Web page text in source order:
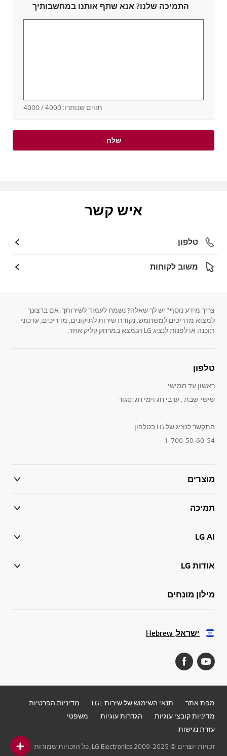
התמיכה שלנו? אנא שתף אותנו במחשבותיך
תווים שנותרו:4000
/ 4000
שלח
איש קשר
טלפון
משוב לקוחות
צריך מידע נוסף? יש לך שאלה? נשמח לעמוד לשירותך. אם ברצונך
למצוא מדריכים למשתמש, נקודת שירות לתיקונים, מדריכים, עדכוני
תוכנה או לפנות לנציג LG הנמצא במרחק קליק אחד.
טלפון
ראשון עד חמישי
שישי-שבת , ערבי חג וימי חג: סגור
התקשר לנציג של LG בטלפון
1-700-50-60-54
מוצרים
תמיכה
LG AI
אודות LG
מילון מונחים
ישראל, Hebrew
מפת אתר תנאי השימוש של שירות LGE
מדיניות הפרטיות
מדיניות קובצי עוגיות
הגדרות עוגיות
משפטי
עזרת נגישות
זכויות יוצרים © 2009-2025 LG Electronics. כל הזכויות שמורות